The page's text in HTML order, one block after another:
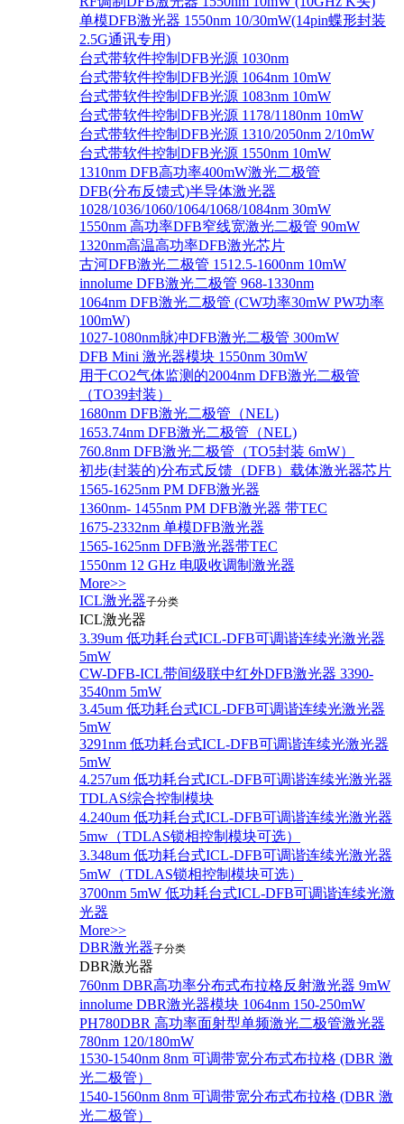
单模DFB激光器 1550nm 10/30mW(14pin蝶形封装
2.5G通讯专用)
台式带软件控制DFB光源 1030nm
台式带软件控制DFB光源 1064nm 10mW
台式带软件控制DFB光源 1083nm 10mW
台式带软件控制DFB光源 1178/1180nm 10mW
台式带软件控制DFB光源 1310/2050nm 2/10mW
台式带软件控制DFB光源 1550nm 10mW
1310nm DFB高功率400mW激光二极管
DFB(分布反馈式)半导体激光器
1028/1036/1060/1064/1068/1084nm 30mW
1550nm 高功率DFB窄线宽激光二极管 90mW
1320nm高温高功率DFB激光芯片
古河DFB激光二极管 1512.5-1600nm 10mW
innolume DFB激光二极管 968-1330nm
1064nm DFB激光二极管 (CW功率30mW PW功率
100mW)
1027-1080nm脉冲DFB激光二极管 300mW
DFB Mini 激光器模块 1550nm 30mW
用于CO2气体监测的2004nm DFB激光二极管
（TO39封装）
1680nm DFB激光二极管（NEL)
1653.74nm DFB激光二极管（NEL)
760.8nm DFB激光二极管（TO5封装 6mW）
初步(封装的)分布式反馈（DFB）载体激光器芯片
1565-1625nm PM DFB激光器
1360nm- 1455nm PM DFB激光器 带TEC
1675-2332nm 单模DFB激光器
1565-1625nm DFB激光器带TEC
1550nm 12 GHz 电吸收调制激光器
More>>
ICL激光器子分类
ICL激光器
3.39um 低功耗台式ICL-DFB可调谐连续光激光器
5mW
CW-DFB-ICL带间级联中红外DFB激光器 3390-
3540nm 5mW
3.45um 低功耗台式ICL-DFB可调谐连续光激光器
5mW
3291nm 低功耗台式ICL-DFB可调谐连续光激光器
5mW
4.257um 低功耗台式ICL-DFB可调谐连续光激光器
TDLAS综合控制模块
4.240um 低功耗台式ICL-DFB可调谐连续光激光器
5mw（TDLAS锁相控制模块可选）
3.348um 低功耗台式ICL-DFB可调谐连续光激光器
5mW（TDLAS锁相控制模块可选）
3700nm 5mW 低功耗台式ICL-DFB可调谐连续光激
光器
More>>
DBR激光器子分类
DBR激光器
760nm DBR高功率分布式布拉格反射激光器 9mW
innolume DBR激光器模块 1064nm 150-250mW
PH780DBR 高功率面射型单频激光二极管激光器
780nm 120/180mW
1530-1540nm 8nm 可调带宽分布式布拉格 (DBR 激
光二极管）
1540-1560nm 8nm 可调带宽分布式布拉格 (DBR 激
光二极管）